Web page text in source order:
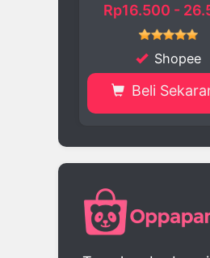
Rp13.300 -
Shopee
Beli